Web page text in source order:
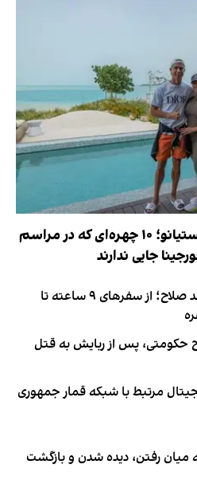
لیست ممنوعه کریستیانو؛ ۱۰ چهره‌ای که در مراسم
جایی ندارند
روایت فداکاری‌های محمد صلاح؛ از سفرهای ۹ ساعته تا
حکومتی، پس از ربایش به قتل
مرتبط با شبکه قمار جمهوری
میان رفتن، دیده شدن و بازگشت